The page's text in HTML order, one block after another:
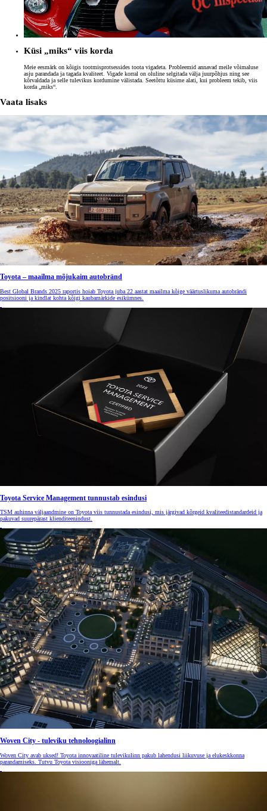
Küsi „miks“ viis korda
Meie eesmärk on kõigis tootmisprotsessides toota vigadeta. Probleemid annavad meile võimaluse
asju parandada ja tagada kvaliteet. Vigade korral on oluline selgitada välja juurpõhjus ning see
kõrvaldada ja selle tulevikus kordumine välistada. Seetõttu küsime alati, kui probleem tekib, viis
korda „miks“.
Vaata lisaks
Toyota – maailma mõjukaim autobränd
Best Global Brands 2025 raportis hoiab Toyota juba 22 aastat maailma kõige väärtuslikuma autobrändi
positsiooni ja kindlat kohta kõigi kaubamärkide esikümnes.
Toyota Service Management tunnustab esindusi
TSM auhinna väljaandmine on Toyota viis tunnustada esindusi, mis järgivad kõrgeid kvaliteedistandardeid ja
pakuvad suurepärast klienditeenindust.
Woven City - tuleviku tehnoloogialinn
Woven City avab uksed! Toyota innovaatiline tulevikulinn pakub lahendusi liikuvuse ja elukeskkonna
parandamiseks. Tutvu Toyota visiooniga lähemalt.